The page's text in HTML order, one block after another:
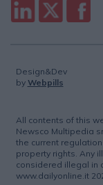
Design&Dev
by Webpills
All contents of this
Newsco Multipedia
the current
property rights. Any
considered illegal in
www.dailyonline.it